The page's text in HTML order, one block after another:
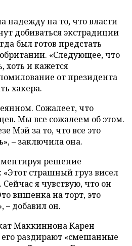
надежду на то, что власти
добиваться экстрадиции
был готов предстать
«Следующее, что
хоть и кажется
от президента
хакера.
Сожалеет, что
Мы все сожалеем об этом.
Мэй за то, что все это
– заключила она.
решение
«Этот страшный груз висел
я чувствую, что он
вишенка на торт, это
– добавил он.
Маккиннона Карен
раздирают «смешанные